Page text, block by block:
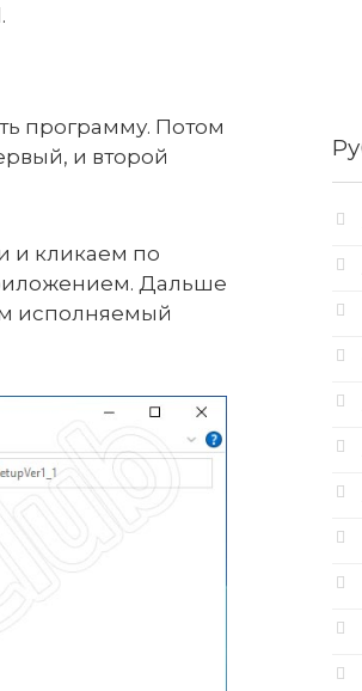
программу. Потом
и второй
и кликаем по
Дальше
исполняемый